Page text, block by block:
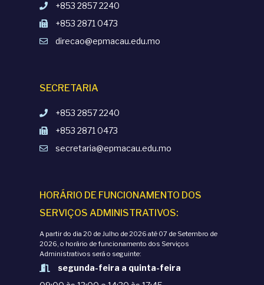
+853 2857 2240
+853 2871 0473
direcao@epmacau.edu.mo
SECRETARIA
+853 2857 2240
+853 2871 0473
secretaria@epmacau.edu.mo
HORÁRIO DE FUNCIONAMENTO DOS
SERVIÇOS ADMINISTRATIVOS:
A partir do dia 20 de Julho de 2026 até 07 de Setembro de
2026, o horário de funcionamento dos Serviços
Administrativos será o seguinte:
segunda-feira a quinta-feira